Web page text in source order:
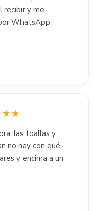
recibir y me
WhatsApp.
las toallas y
no hay con qué
y encima a un